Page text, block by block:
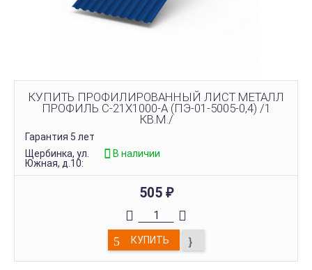
КУПИТЬ ПРОФИЛИРОВАННЫЙ ЛИСТ МЕТАЛЛ
ПРОФИЛЬ С-21Х1000-A (ПЭ-01-5005-0,4) /1
КВ.М./
Гарантия 5 лет
Щербинка, ул.
Южная, д.10:
В наличии
505 ₽
КУПИТЬ